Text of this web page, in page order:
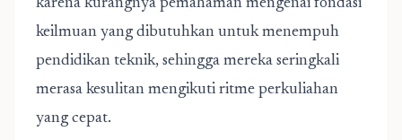
karena kurangnya pemahaman mengenai fondasi
keilmuan yang dibutuhkan untuk menempuh
pendidikan teknik, sehingga mereka seringkali
merasa kesulitan mengikuti ritme perkuliahan
yang cepat.